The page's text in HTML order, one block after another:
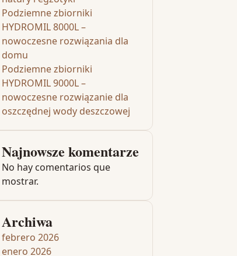
Podziemne zbiorniki
HYDROMIL 8000L –
nowoczesne rozwiązania dla
domu
Podziemne zbiorniki
HYDROMIL 9000L –
nowoczesne rozwiązanie dla
oszczędnej wody deszczowej
Najnowsze komentarze
No hay comentarios que
mostrar.
Archiwa
febrero 2026
enero 2026